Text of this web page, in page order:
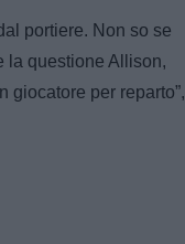
portiere. Non so se
la questione Allison,
giocatore per reparto”,